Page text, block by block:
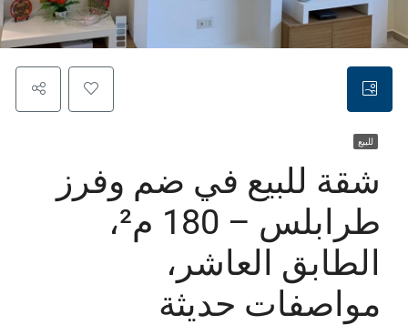
للبيع
شقة للبيع في ضم وفرز
طرابلس – 180 م²،
الطابق العاشر،
مواصفات حديثة